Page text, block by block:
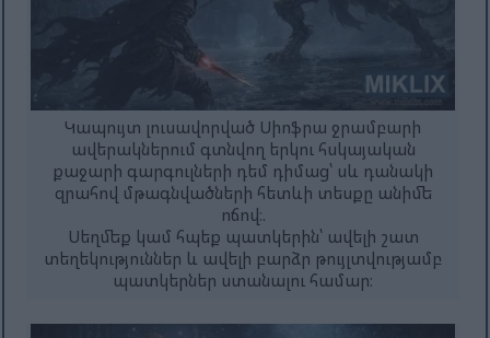
Կապույտ լուսավորված Սիոֆրա ջրամբարի
ավերակներում գտնվող երկու հսկայական
քաջարի գարգուլների դեմ դիմաց՝ սև դանակի
զրահով մթագնվածների հետևի տեսքը անիմե
ոճով։.
Սեղմեք կամ հպեք պատկերին՝ ավելի շատ
տեղեկություններ և ավելի բարձր թույլտվությամբ
պատկերներ ստանալու համար։